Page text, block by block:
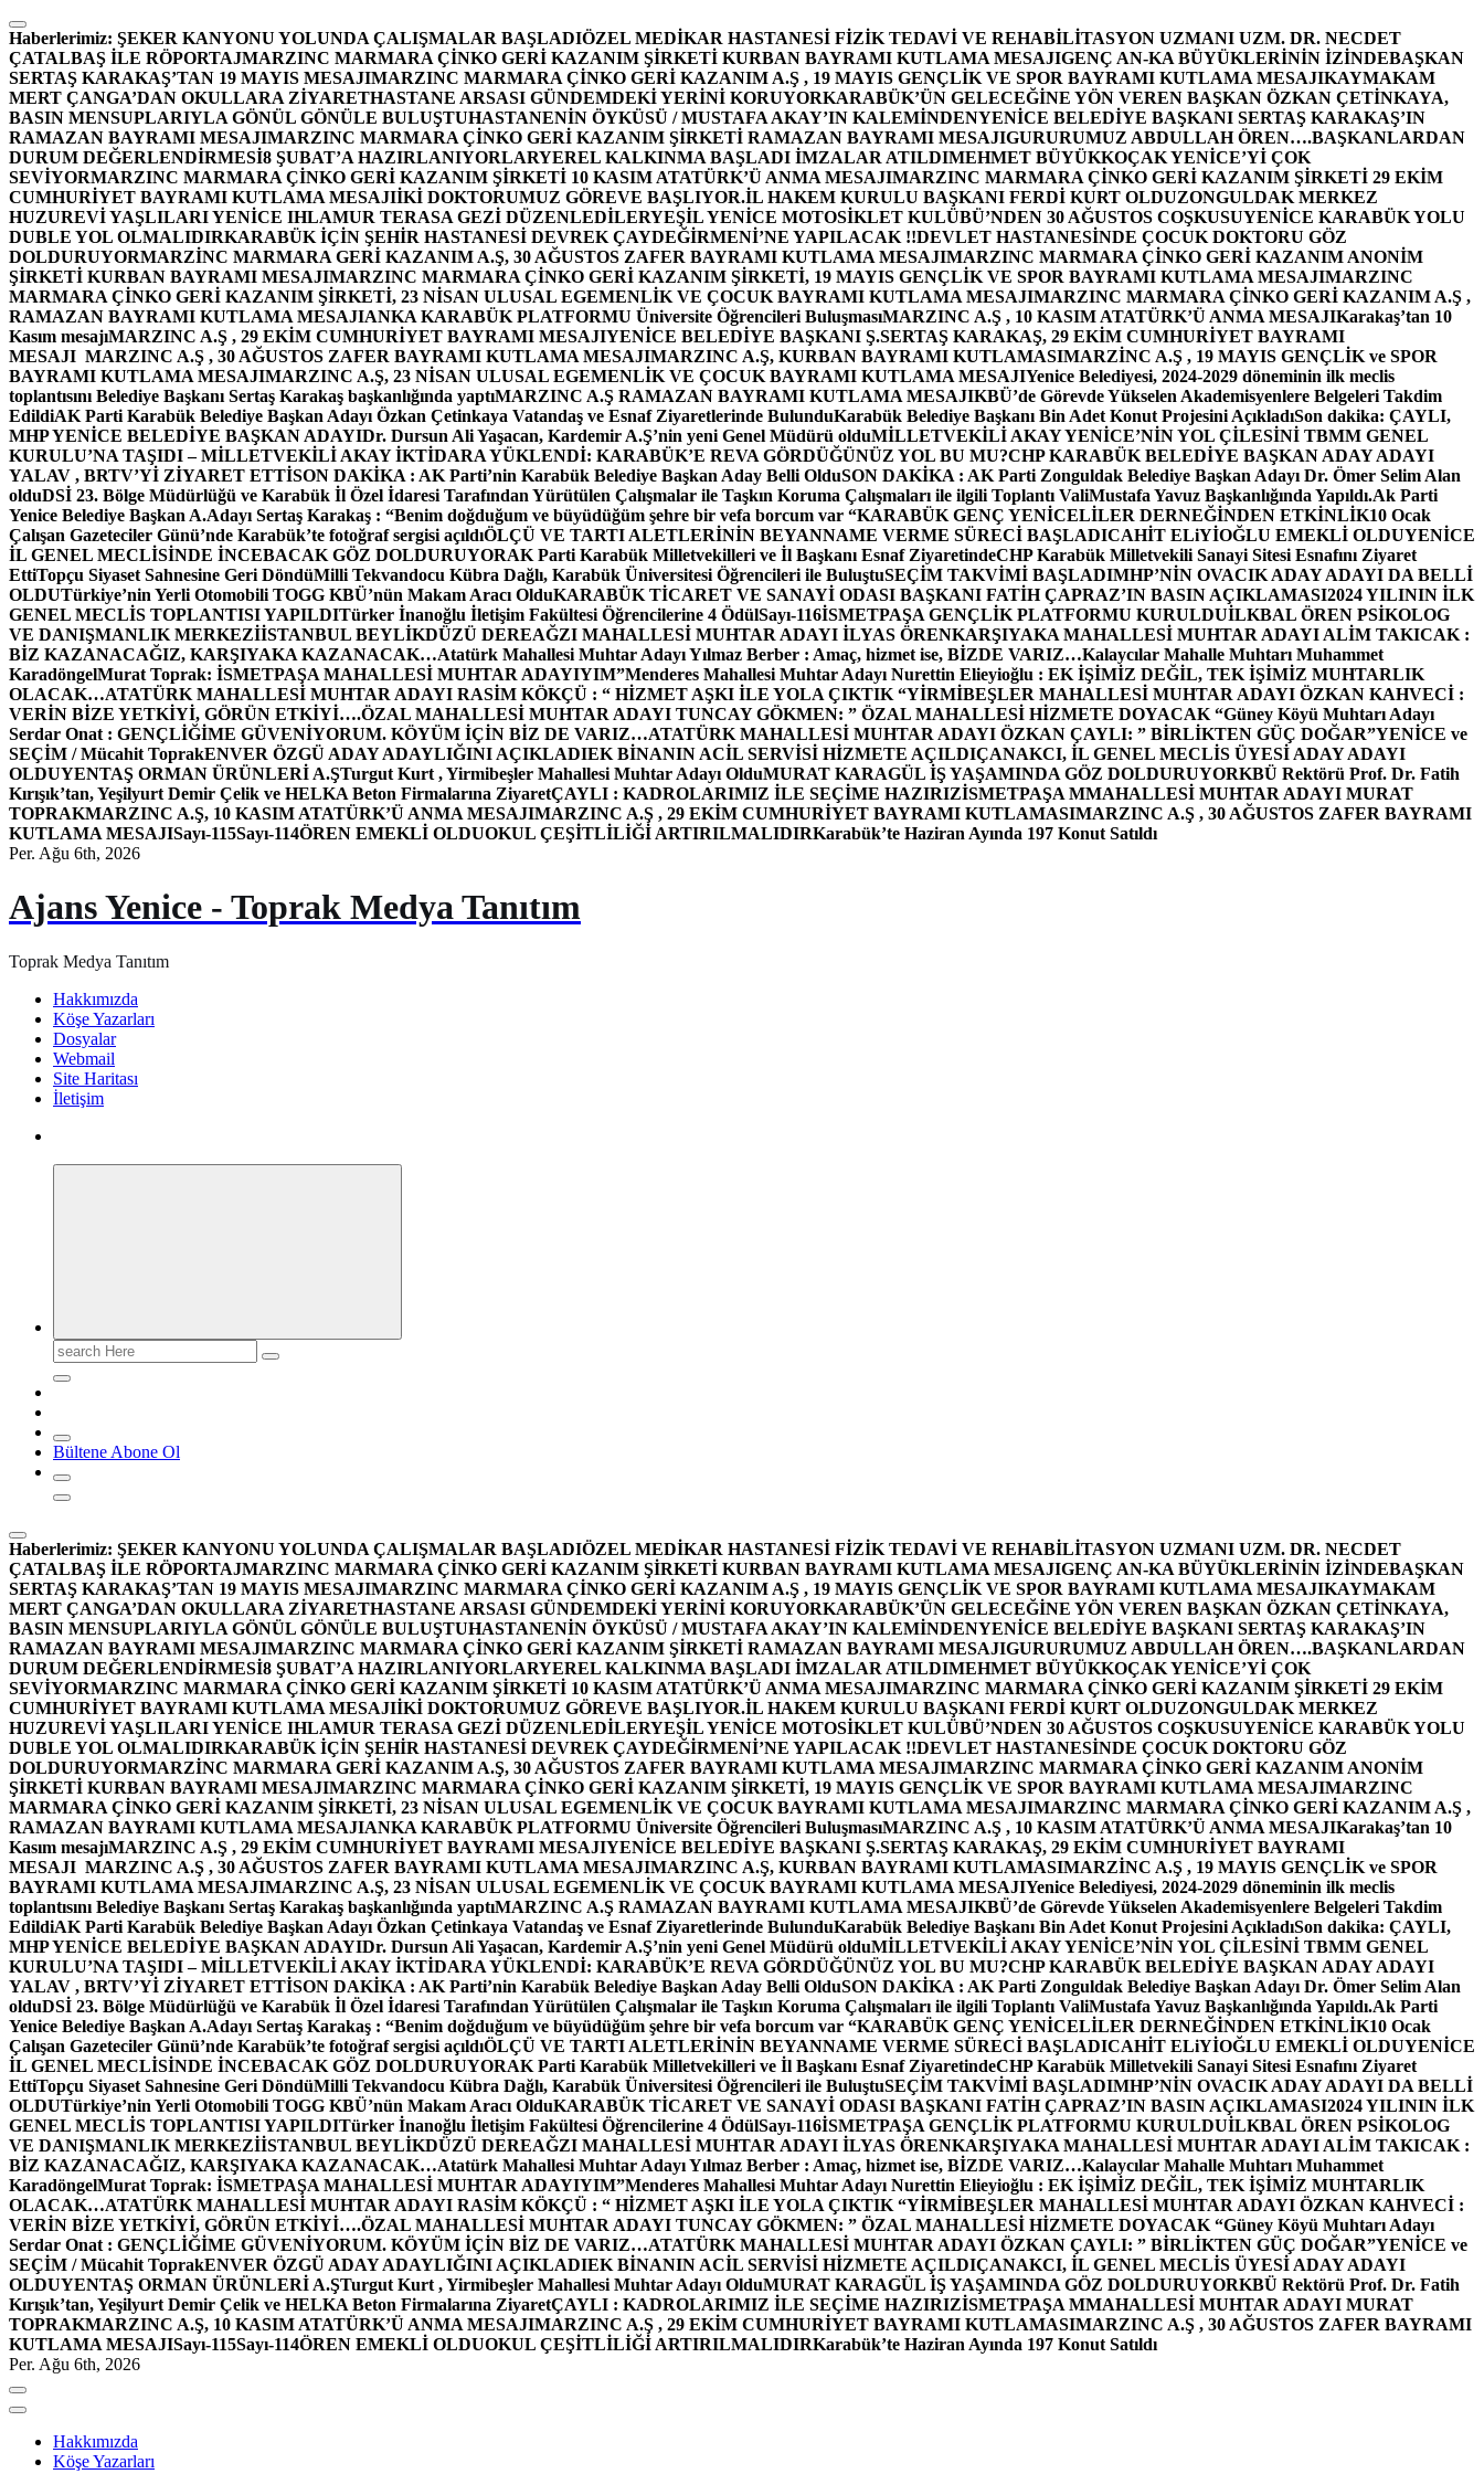
İçeriğe
atla
Haberlerimiz: ŞEKER KANYONU YOLUNDA ÇALIŞMALAR BAŞLADIÖZEL MEDİKAR HASTANESİ FİZİK TEDAVİ VE REHABİLİTASYON UZMANI UZM. DR. NECDET
ÇATALBAŞ İLE RÖPORTAJMARZINC MARMARA ÇİNKO GERİ KAZANIM ŞİRKETİ KURBAN BAYRAMI KUTLAMA MESAJIGENÇ AN-KA BÜYÜKLERİNİN İZİNDEBAŞKAN
SERTAŞ KARAKAŞ’TAN 19 MAYIS MESAJIMARZINC MARMARA ÇİNKO GERİ KAZANIM A.Ş , 19 MAYIS GENÇLİK VE SPOR BAYRAMI KUTLAMA MESAJIKAYMAKAM
MERT ÇANGA’DAN OKULLARA ZİYARETHASTANE ARSASI GÜNDEMDEKİ YERİNİ KORUYORKARABÜK’ÜN GELECEĞİNE YÖN VEREN BAŞKAN ÖZKAN ÇETİNKAYA,
BASIN MENSUPLARIYLA GÖNÜL GÖNÜLE BULUŞTUHASTANENİN ÖYKÜSÜ / MUSTAFA AKAY’IN KALEMİNDENYENİCE BELEDİYE BAŞKANI SERTAŞ KARAKAŞ’IN
RAMAZAN BAYRAMI MESAJIMARZINC MARMARA ÇİNKO GERİ KAZANIM ŞİRKETİ RAMAZAN BAYRAMI MESAJIGURURUMUZ ABDULLAH ÖREN….BAŞKANLARDAN
DURUM DEĞERLENDİRMESİ8 ŞUBAT’A HAZIRLANIYORLARYEREL KALKINMA BAŞLADI İMZALAR ATILDIMEHMET BÜYÜKKOÇAK YENİCE’Yİ ÇOK
SEVİYORMARZINC MARMARA ÇİNKO GERİ KAZANIM ŞİRKETİ 10 KASIM ATATÜRK’Ü ANMA MESAJIMARZINC MARMARA ÇİNKO GERİ KAZANIM ŞİRKETİ 29 EKİM
CUMHURİYET BAYRAMI KUTLAMA MESAJIİKİ DOKTORUMUZ GÖREVE BAŞLIYOR.İL HAKEM KURULU BAŞKANI FERDİ KURT OLDUZONGULDAK MERKEZ
HUZUREVİ YAŞLILARI YENİCE IHLAMUR TERASA GEZİ DÜZENLEDİLERYEŞİL YENİCE MOTOSİKLET KULÜBÜ’NDEN 30 AĞUSTOS COŞKUSUYENİCE KARABÜK YOLU
DUBLE YOL OLMALIDIRKARABÜK İÇİN ŞEHİR HASTANESİ DEVREK ÇAYDEĞİRMENİ’NE YAPILACAK !!DEVLET HASTANESİNDE ÇOCUK DOKTORU GÖZ
DOLDURUYORMARZİNC MARMARA GERİ KAZANIM A.Ş, 30 AĞUSTOS ZAFER BAYRAMI KUTLAMA MESAJIMARZINC MARMARA ÇİNKO GERİ KAZANIM ANONİM
ŞİRKETİ KURBAN BAYRAMI MESAJIMARZINC MARMARA ÇİNKO GERİ KAZANIM ŞİRKETİ, 19 MAYIS GENÇLİK VE SPOR BAYRAMI KUTLAMA MESAJIMARZINC
MARMARA ÇİNKO GERİ KAZANIM ŞİRKETİ, 23 NİSAN ULUSAL EGEMENLİK VE ÇOCUK BAYRAMI KUTLAMA MESAJIMARZINC MARMARA ÇİNKO GERİ KAZANIM A.Ş ,
RAMAZAN BAYRAMI KUTLAMA MESAJIANKA KARABÜK PLATFORMU Üniversite Öğrencileri BuluşmasıMARZINC A.Ş , 10 KASIM ATATÜRK’Ü ANMA MESAJIKarakaş’tan 10
Kasım mesajıMARZINC A.Ş , 29 EKİM CUMHURİYET BAYRAMI MESAJIYENİCE BELEDİYE BAŞKANI Ş.SERTAŞ KARAKAŞ, 29 EKİM CUMHURİYET BAYRAMI
MESAJI MARZINC A.Ş , 30 AĞUSTOS ZAFER BAYRAMI KUTLAMA MESAJIMARZINC A.Ş, KURBAN BAYRAMI KUTLAMASIMARZİNC A.Ş , 19 MAYIS GENÇLİK ve SPOR
BAYRAMI KUTLAMA MESAJIMARZINC A.Ş, 23 NİSAN ULUSAL EGEMENLİK VE ÇOCUK BAYRAMI KUTLAMA MESAJIYenice Belediyesi, 2024-2029 döneminin ilk meclis
toplantısını Belediye Başkanı Sertaş Karakaş başkanlığında yaptıMARZINC A.Ş RAMAZAN BAYRAMI KUTLAMA MESAJIKBÜ’de Görevde Yükselen Akademisyenlere Belgeleri Takdim
EdildiAK Parti Karabük Belediye Başkan Adayı Özkan Çetinkaya Vatandaş ve Esnaf Ziyaretlerinde BulunduKarabük Belediye Başkanı Bin Adet Konut Projesini AçıkladıSon dakika: ÇAYLI,
MHP YENİCE BELEDİYE BAŞKAN ADAYIDr. Dursun Ali Yaşacan, Kardemir A.Ş’nin yeni Genel Müdürü olduMİLLETVEKİLİ AKAY YENİCE’NİN YOL ÇİLESİNİ TBMM GENEL
KURULU’NA TAŞIDI – MİLLETVEKİLİ AKAY İKTİDARA YÜKLENDİ: KARABÜK’E REVA GÖRDÜĞÜNÜZ YOL BU MU?CHP KARABÜK BELEDİYE BAŞKAN ADAY ADAYI
YALAV , BRTV’Yİ ZİYARET ETTİSON DAKİKA : AK Parti’nin Karabük Belediye Başkan Aday Belli OlduSON DAKİKA : AK Parti Zonguldak Belediye Başkan Adayı Dr. Ömer Selim Alan
olduDSİ 23. Bölge Müdürlüğü ve Karabük İl Özel İdaresi Tarafından Yürütülen Çalışmalar ile Taşkın Koruma Çalışmaları ile ilgili Toplantı ValiMustafa Yavuz Başkanlığında Yapıldı.Ak Parti
Yenice Belediye Başkan A.Adayı Sertaş Karakaş : “Benim doğduğum ve büyüdüğüm şehre bir vefa borcum var “KARABÜK GENÇ YENİCELİLER DERNEĞİNDEN ETKİNLİK10 Ocak
Çalışan Gazeteciler Günü’nde Karabük’te fotoğraf sergisi açıldıÖLÇÜ VE TARTI ALETLERİNİN BEYANNAME VERME SÜRECİ BAŞLADICAHİT ELiYİOĞLU EMEKLİ OLDUYENİCE
İL GENEL MECLİSİNDE İNCEBACAK GÖZ DOLDURUYORAK Parti Karabük Milletvekilleri ve İl Başkanı Esnaf ZiyaretindeCHP Karabük Milletvekili Sanayi Sitesi Esnafını Ziyaret
EttiTopçu Siyaset Sahnesine Geri DöndüMilli Tekvandocu Kübra Dağlı, Karabük Üniversitesi Öğrencileri ile BuluştuSEÇİM TAKVİMİ BAŞLADIMHP’NİN OVACIK ADAY ADAYI DA BELLİ
OLDUTürkiye’nin Yerli Otomobili TOGG KBÜ’nün Makam Aracı OlduKARABÜK TİCARET VE SANAYİ ODASI BAŞKANI FATİH ÇAPRAZ’IN BASIN AÇIKLAMASI2024 YILININ İLK
GENEL MECLİS TOPLANTISI YAPILDITürker İnanoğlu İletişim Fakültesi Öğrencilerine 4 ÖdülSayı-116İSMETPAŞA GENÇLİK PLATFORMU KURULDUİLKBAL ÖREN PSİKOLOG
VE DANIŞMANLIK MERKEZİİSTANBUL BEYLİKDÜZÜ DEREAĞZI MAHALLESİ MUHTAR ADAYI İLYAS ÖRENKARŞIYAKA MAHALLESİ MUHTAR ADAYI ALİM TAKICAK :
BİZ KAZANACAĞIZ, KARŞIYAKA KAZANACAK…Atatürk Mahallesi Muhtar Adayı Yılmaz Berber : Amaç, hizmet ise, BİZDE VARIZ…Kalaycılar Mahalle Muhtarı Muhammet
KaradöngelMurat Toprak: İSMETPAŞA MAHALLESİ MUHTAR ADAYIYIM”Menderes Mahallesi Muhtar Adayı Nurettin Elieyioğlu : EK İŞİMİZ DEĞİL, TEK İŞİMİZ MUHTARLIK
OLACAK…ATATÜRK MAHALLESİ MUHTAR ADAYI RASİM KÖKÇÜ : “ HİZMET AŞKI İLE YOLA ÇIKTIK “YİRMİBEŞLER MAHALLESİ MUHTAR ADAYI ÖZKAN KAHVECİ :
VERİN BİZE YETKİYİ, GÖRÜN ETKİYİ….ÖZAL MAHALLESİ MUHTAR ADAYI TUNCAY GÖKMEN: ” ÖZAL MAHALLESİ HİZMETE DOYACAK “Güney Köyü Muhtarı Adayı
Serdar Onat : GENÇLİĞİME GÜVENİYORUM. KÖYÜM İÇİN BİZ DE VARIZ…ATATÜRK MAHALLESİ MUHTAR ADAYI ÖZKAN ÇAYLI: ” BİRLİKTEN GÜÇ DOĞAR”YENİCE ve
SEÇİM / Mücahit ToprakENVER ÖZGÜ ADAY ADAYLIĞINI AÇIKLADIEK BİNANIN ACİL SERVİSİ HİZMETE AÇILDIÇANAKCI, İL GENEL MECLİS ÜYESİ ADAY ADAYI
OLDUYENTAŞ ORMAN ÜRÜNLERİ A.ŞTurgut Kurt , Yirmibeşler Mahallesi Muhtar Adayı OlduMURAT KARAGÜL İŞ YAŞAMINDA GÖZ DOLDURUYORKBÜ Rektörü Prof. Dr. Fatih
Kırışık’tan, Yeşilyurt Demir Çelik ve HELKA Beton Firmalarına ZiyaretÇAYLI : KADROLARIMIZ İLE SEÇİME HAZIRIZİSMETPAŞA MMAHALLESİ MUHTAR ADAYI MURAT
TOPRAKMARZINC A.Ş, 10 KASIM ATATÜRK’Ü ANMA MESAJIMARZINC A.Ş , 29 EKİM CUMHURİYET BAYRAMI KUTLAMASIMARZINC A.Ş , 30 AĞUSTOS ZAFER BAYRAMI
KUTLAMA MESAJISayı-115Sayı-114ÖREN EMEKLİ OLDUOKUL ÇEŞİTLİLİĞİ ARTIRILMALIDIRKarabük’te Haziran Ayında 197 Konut Satıldı
Per. Ağu 6th, 2026
Ajans Yenice - Toprak Medya Tanıtım
Toprak Medya Tanıtım
Hakkımızda
Köşe Yazarları
Dosyalar
Webmail
Site Haritası
İletişim
Search
for:
Bültene Abone Ol
Haberlerimiz: ŞEKER KANYONU YOLUNDA ÇALIŞMALAR BAŞLADIÖZEL MEDİKAR HASTANESİ FİZİK TEDAVİ VE REHABİLİTASYON UZMANI UZM. DR. NECDET
ÇATALBAŞ İLE RÖPORTAJMARZINC MARMARA ÇİNKO GERİ KAZANIM ŞİRKETİ KURBAN BAYRAMI KUTLAMA MESAJIGENÇ AN-KA BÜYÜKLERİNİN İZİNDEBAŞKAN
SERTAŞ KARAKAŞ’TAN 19 MAYIS MESAJIMARZINC MARMARA ÇİNKO GERİ KAZANIM A.Ş , 19 MAYIS GENÇLİK VE SPOR BAYRAMI KUTLAMA MESAJIKAYMAKAM
MERT ÇANGA’DAN OKULLARA ZİYARETHASTANE ARSASI GÜNDEMDEKİ YERİNİ KORUYORKARABÜK’ÜN GELECEĞİNE YÖN VEREN BAŞKAN ÖZKAN ÇETİNKAYA,
BASIN MENSUPLARIYLA GÖNÜL GÖNÜLE BULUŞTUHASTANENİN ÖYKÜSÜ / MUSTAFA AKAY’IN KALEMİNDENYENİCE BELEDİYE BAŞKANI SERTAŞ KARAKAŞ’IN
RAMAZAN BAYRAMI MESAJIMARZINC MARMARA ÇİNKO GERİ KAZANIM ŞİRKETİ RAMAZAN BAYRAMI MESAJIGURURUMUZ ABDULLAH ÖREN….BAŞKANLARDAN
DURUM DEĞERLENDİRMESİ8 ŞUBAT’A HAZIRLANIYORLARYEREL KALKINMA BAŞLADI İMZALAR ATILDIMEHMET BÜYÜKKOÇAK YENİCE’Yİ ÇOK
SEVİYORMARZINC MARMARA ÇİNKO GERİ KAZANIM ŞİRKETİ 10 KASIM ATATÜRK’Ü ANMA MESAJIMARZINC MARMARA ÇİNKO GERİ KAZANIM ŞİRKETİ 29 EKİM
CUMHURİYET BAYRAMI KUTLAMA MESAJIİKİ DOKTORUMUZ GÖREVE BAŞLIYOR.İL HAKEM KURULU BAŞKANI FERDİ KURT OLDUZONGULDAK MERKEZ
HUZUREVİ YAŞLILARI YENİCE IHLAMUR TERASA GEZİ DÜZENLEDİLERYEŞİL YENİCE MOTOSİKLET KULÜBÜ’NDEN 30 AĞUSTOS COŞKUSUYENİCE KARABÜK YOLU
DUBLE YOL OLMALIDIRKARABÜK İÇİN ŞEHİR HASTANESİ DEVREK ÇAYDEĞİRMENİ’NE YAPILACAK !!DEVLET HASTANESİNDE ÇOCUK DOKTORU GÖZ
DOLDURUYORMARZİNC MARMARA GERİ KAZANIM A.Ş, 30 AĞUSTOS ZAFER BAYRAMI KUTLAMA MESAJIMARZINC MARMARA ÇİNKO GERİ KAZANIM ANONİM
ŞİRKETİ KURBAN BAYRAMI MESAJIMARZINC MARMARA ÇİNKO GERİ KAZANIM ŞİRKETİ, 19 MAYIS GENÇLİK VE SPOR BAYRAMI KUTLAMA MESAJIMARZINC
MARMARA ÇİNKO GERİ KAZANIM ŞİRKETİ, 23 NİSAN ULUSAL EGEMENLİK VE ÇOCUK BAYRAMI KUTLAMA MESAJIMARZINC MARMARA ÇİNKO GERİ KAZANIM A.Ş ,
RAMAZAN BAYRAMI KUTLAMA MESAJIANKA KARABÜK PLATFORMU Üniversite Öğrencileri BuluşmasıMARZINC A.Ş , 10 KASIM ATATÜRK’Ü ANMA MESAJIKarakaş’tan 10
Kasım mesajıMARZINC A.Ş , 29 EKİM CUMHURİYET BAYRAMI MESAJIYENİCE BELEDİYE BAŞKANI Ş.SERTAŞ KARAKAŞ, 29 EKİM CUMHURİYET BAYRAMI
MESAJI MARZINC A.Ş , 30 AĞUSTOS ZAFER BAYRAMI KUTLAMA MESAJIMARZINC A.Ş, KURBAN BAYRAMI KUTLAMASIMARZİNC A.Ş , 19 MAYIS GENÇLİK ve SPOR
BAYRAMI KUTLAMA MESAJIMARZINC A.Ş, 23 NİSAN ULUSAL EGEMENLİK VE ÇOCUK BAYRAMI KUTLAMA MESAJIYenice Belediyesi, 2024-2029 döneminin ilk meclis
toplantısını Belediye Başkanı Sertaş Karakaş başkanlığında yaptıMARZINC A.Ş RAMAZAN BAYRAMI KUTLAMA MESAJIKBÜ’de Görevde Yükselen Akademisyenlere Belgeleri Takdim
EdildiAK Parti Karabük Belediye Başkan Adayı Özkan Çetinkaya Vatandaş ve Esnaf Ziyaretlerinde BulunduKarabük Belediye Başkanı Bin Adet Konut Projesini AçıkladıSon dakika: ÇAYLI,
MHP YENİCE BELEDİYE BAŞKAN ADAYIDr. Dursun Ali Yaşacan, Kardemir A.Ş’nin yeni Genel Müdürü olduMİLLETVEKİLİ AKAY YENİCE’NİN YOL ÇİLESİNİ TBMM GENEL
KURULU’NA TAŞIDI – MİLLETVEKİLİ AKAY İKTİDARA YÜKLENDİ: KARABÜK’E REVA GÖRDÜĞÜNÜZ YOL BU MU?CHP KARABÜK BELEDİYE BAŞKAN ADAY ADAYI
YALAV , BRTV’Yİ ZİYARET ETTİSON DAKİKA : AK Parti’nin Karabük Belediye Başkan Aday Belli OlduSON DAKİKA : AK Parti Zonguldak Belediye Başkan Adayı Dr. Ömer Selim Alan
olduDSİ 23. Bölge Müdürlüğü ve Karabük İl Özel İdaresi Tarafından Yürütülen Çalışmalar ile Taşkın Koruma Çalışmaları ile ilgili Toplantı ValiMustafa Yavuz Başkanlığında Yapıldı.Ak Parti
Yenice Belediye Başkan A.Adayı Sertaş Karakaş : “Benim doğduğum ve büyüdüğüm şehre bir vefa borcum var “KARABÜK GENÇ YENİCELİLER DERNEĞİNDEN ETKİNLİK10 Ocak
Çalışan Gazeteciler Günü’nde Karabük’te fotoğraf sergisi açıldıÖLÇÜ VE TARTI ALETLERİNİN BEYANNAME VERME SÜRECİ BAŞLADICAHİT ELiYİOĞLU EMEKLİ OLDUYENİCE
İL GENEL MECLİSİNDE İNCEBACAK GÖZ DOLDURUYORAK Parti Karabük Milletvekilleri ve İl Başkanı Esnaf ZiyaretindeCHP Karabük Milletvekili Sanayi Sitesi Esnafını Ziyaret
EttiTopçu Siyaset Sahnesine Geri DöndüMilli Tekvandocu Kübra Dağlı, Karabük Üniversitesi Öğrencileri ile BuluştuSEÇİM TAKVİMİ BAŞLADIMHP’NİN OVACIK ADAY ADAYI DA BELLİ
OLDUTürkiye’nin Yerli Otomobili TOGG KBÜ’nün Makam Aracı OlduKARABÜK TİCARET VE SANAYİ ODASI BAŞKANI FATİH ÇAPRAZ’IN BASIN AÇIKLAMASI2024 YILININ İLK
GENEL MECLİS TOPLANTISI YAPILDITürker İnanoğlu İletişim Fakültesi Öğrencilerine 4 ÖdülSayı-116İSMETPAŞA GENÇLİK PLATFORMU KURULDUİLKBAL ÖREN PSİKOLOG
VE DANIŞMANLIK MERKEZİİSTANBUL BEYLİKDÜZÜ DEREAĞZI MAHALLESİ MUHTAR ADAYI İLYAS ÖRENKARŞIYAKA MAHALLESİ MUHTAR ADAYI ALİM TAKICAK :
BİZ KAZANACAĞIZ, KARŞIYAKA KAZANACAK…Atatürk Mahallesi Muhtar Adayı Yılmaz Berber : Amaç, hizmet ise, BİZDE VARIZ…Kalaycılar Mahalle Muhtarı Muhammet
KaradöngelMurat Toprak: İSMETPAŞA MAHALLESİ MUHTAR ADAYIYIM”Menderes Mahallesi Muhtar Adayı Nurettin Elieyioğlu : EK İŞİMİZ DEĞİL, TEK İŞİMİZ MUHTARLIK
OLACAK…ATATÜRK MAHALLESİ MUHTAR ADAYI RASİM KÖKÇÜ : “ HİZMET AŞKI İLE YOLA ÇIKTIK “YİRMİBEŞLER MAHALLESİ MUHTAR ADAYI ÖZKAN KAHVECİ :
VERİN BİZE YETKİYİ, GÖRÜN ETKİYİ….ÖZAL MAHALLESİ MUHTAR ADAYI TUNCAY GÖKMEN: ” ÖZAL MAHALLESİ HİZMETE DOYACAK “Güney Köyü Muhtarı Adayı
Serdar Onat : GENÇLİĞİME GÜVENİYORUM. KÖYÜM İÇİN BİZ DE VARIZ…ATATÜRK MAHALLESİ MUHTAR ADAYI ÖZKAN ÇAYLI: ” BİRLİKTEN GÜÇ DOĞAR”YENİCE ve
SEÇİM / Mücahit ToprakENVER ÖZGÜ ADAY ADAYLIĞINI AÇIKLADIEK BİNANIN ACİL SERVİSİ HİZMETE AÇILDIÇANAKCI, İL GENEL MECLİS ÜYESİ ADAY ADAYI
OLDUYENTAŞ ORMAN ÜRÜNLERİ A.ŞTurgut Kurt , Yirmibeşler Mahallesi Muhtar Adayı OlduMURAT KARAGÜL İŞ YAŞAMINDA GÖZ DOLDURUYORKBÜ Rektörü Prof. Dr. Fatih
Kırışık’tan, Yeşilyurt Demir Çelik ve HELKA Beton Firmalarına ZiyaretÇAYLI : KADROLARIMIZ İLE SEÇİME HAZIRIZİSMETPAŞA MMAHALLESİ MUHTAR ADAYI MURAT
TOPRAKMARZINC A.Ş, 10 KASIM ATATÜRK’Ü ANMA MESAJIMARZINC A.Ş , 29 EKİM CUMHURİYET BAYRAMI KUTLAMASIMARZINC A.Ş , 30 AĞUSTOS ZAFER BAYRAMI
KUTLAMA MESAJISayı-115Sayı-114ÖREN EMEKLİ OLDUOKUL ÇEŞİTLİLİĞİ ARTIRILMALIDIRKarabük’te Haziran Ayında 197 Konut Satıldı
Per. Ağu 6th, 2026
Hakkımızda
Köşe Yazarları